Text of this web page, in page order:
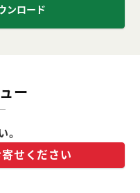
ンロード
ー
。
せください